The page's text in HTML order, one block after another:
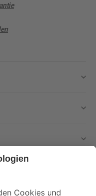
mehr verpassen!